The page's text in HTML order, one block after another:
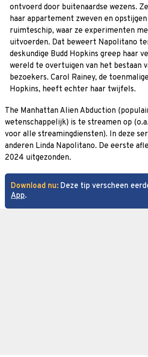
ontvoerd door buitenaardse wezens.
haar appartement zweven en
ruimteschip, waar ze experimenten
uitvoerden. Dat beweert Napolitano
deskundige Budd Hopkins greep haar
wereld te overtuigen van het bestaan
bezoekers. Carol Rainey, de
Hopkins, heeft echter haar twijfels.
The Manhattan Alien Abduction
wetenschappelijk) is te streamen op
voor alle streamingdiensten). In deze
anderen Linda Napolitano. De eerste
2024 uitgezonden.
Download nu: Deze tip verscheen
App.